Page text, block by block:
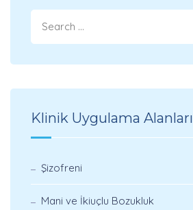
Klinik Uygulama Alanları
Şizofreni
Mani ve İkiuçlu Bozukluk